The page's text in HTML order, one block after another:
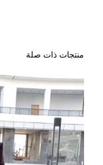
منتجات ذات صلة